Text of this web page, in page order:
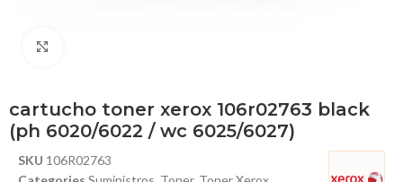
cartucho toner xerox 106r02763 black
(ph 6020/6022 / wc 6025/6027)
SKU 106R02763